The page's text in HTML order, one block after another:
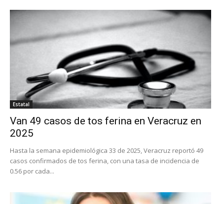
Estatal
Van 49 casos de tos ferina en Veracruz en
2025
Hasta la semana epidemiológica 33 de 2025, Veracruz reportó 49
casos confirmados de tos ferina, con una tasa de incidencia de
0.56 por cada...